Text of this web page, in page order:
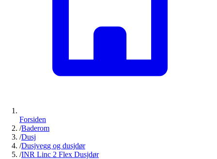
Forsiden
/Baderom
/Dusj
/Dusjvegg og dusjdør
/INR Linc 2 Flex Dusjdør